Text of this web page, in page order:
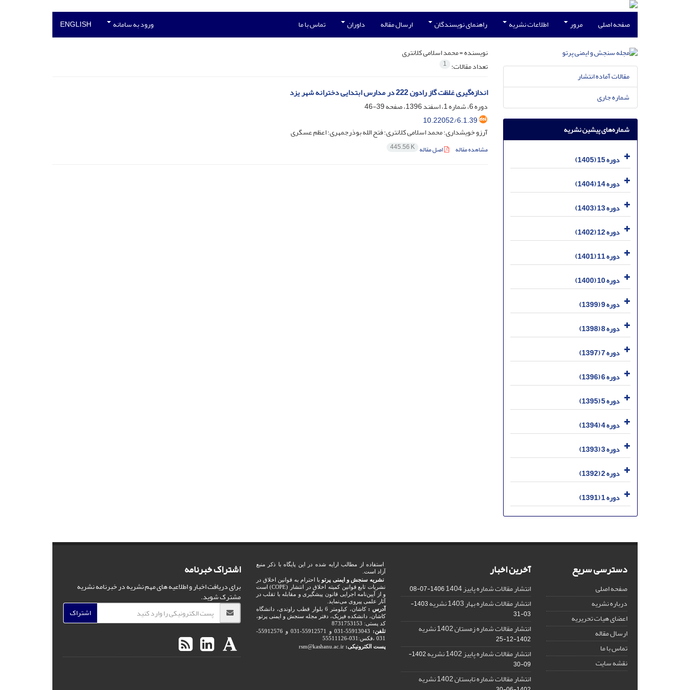
صفحه اصلی مرور اطلاعات نشریه راهنمای نویسندگان ارسال مقاله داوران تماس با ما ورود به سامانه ENGLISH
نویسنده =محمد اسلامی کلانتری
تعداد مقالات: 1
اندازه‌گیری غلظت گاز رادون 222 در مدارس ابتدایی دخترانه شهر یزد
دوره 6، شماره 1، اسفند 1396، صفحه
39-46
10.22052/6.1.39
آرزو خویشداری؛ محمد اسلامی کلانتری؛ فتح الله بوذرجمهری؛ اعظم عسگری
مشاهده مقاله اصل مقاله 445.56 K
مقالات آماده انتشار
شماره جاری
شماره‌های پیشین نشریه
دوره 15 (1405)
دوره 14 (1404)
دوره 13 (1403)
دوره 12 (1402)
دوره 11 (1401)
دوره 10 (1400)
دوره 9 (1399)
دوره 8 (1398)
دوره 7 (1397)
دوره 6 (1396)
دوره 5 (1395)
دوره 4 (1394)
دوره 3 (1393)
دوره 2 (1392)
دوره 1 (1391)
دسترسی سریع
صفحه اصلی
درباره نشریه
اعضای هیات تحریریه
ارسال مقاله
تماس با ما
نقشه سایت
آخرین اخبار
انتشار مقالات شماره پاییز 1404 1406-07-08
انتشار مقالات شماره بهار 1403 نشریه
1403-
03-31
انتشار مقالات شماره زمستان 1402 نشریه
1402-12-25
انتشار مقالات شماره پاییز 1402 نشریه
1402-
09-30
انتشار مقالات شماره تابستان 1402 نشریه
استفاده از مطالب ارایه شده در این پایگاه با ذکر منبع
آزاد است.
نشریه سنجش و ایمنی پرتو با احترام به قوانین اخلاق در
نشریات تابع قوانین کمیته اخلاق در انتشار (COPE) است
و از آیین‌نامه اجرایی قانون پیشگیری و مقابله با تقلب در
آثار علمی پیروی می‌نماید.
آدرس :
کاشان، کیلومتر 6 بلوار قطب راوندی، دانشگاه
کاشان، دانشکده فیزیک، دفتر مجله سنجش و ایمنی پرتو،
کد پستی: 8731753153
تلفن:
55913043-031 و 55912571-031 و 55912576-
031 ،فکس:031-55511126
پست الکترونیکی: rsm@kashanu.ac.ir
اشتراک خبرنامه
برای دریافت اخبار و اطلاعیه های مهم نشریه در خبرنامه نشریه
مشترک شوید.
اشتراک